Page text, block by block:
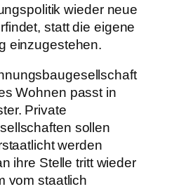
wieder neue
statt die eigene
einzugestehen.
Wohnen passt in
Private
sollen
werden
ihre Stelle tritt wieder
vom staatlich